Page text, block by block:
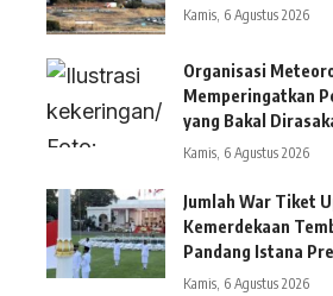
Kamis, 6 Agustus 2026
Organisasi
Memperingatkan
yang Bakal
Kamis, 6 Agustus 2026
Jumlah War Tiket
Kemerdekaan
Pandang Istana
Kamis, 6 Agustus 2026